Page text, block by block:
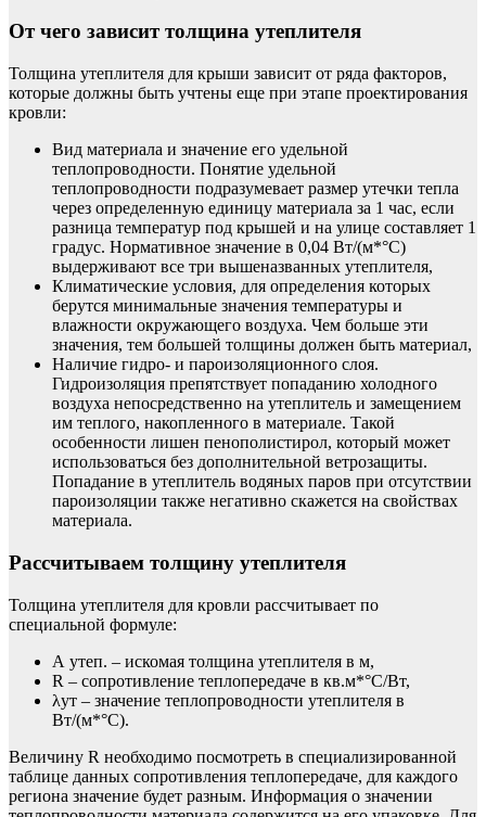
От чего зависит толщина утеплителя
Толщина утеплителя для крыши зависит от ряда факторов,
которые должны быть учтены еще при этапе проектирования
кровли:
Вид материала и значение его удельной
теплопроводности. Понятие удельной
теплопроводности подразумевает размер утечки тепла
через определенную единицу материала за 1 час, если
разница температур под крышей и на улице составляет 1
градус. Нормативное значение в 0,04 Вт/(м*°С)
выдерживают все три вышеназванных утеплителя,
Климатические условия, для определения которых
берутся минимальные значения температуры и
влажности окружающего воздуха. Чем больше эти
значения, тем большей толщины должен быть материал,
Наличие гидро- и пароизоляционного слоя.
Гидроизоляция препятствует попаданию холодного
воздуха непосредственно на утеплитель и замещением
им теплого, накопленного в материале. Такой
особенности лишен пенополистирол, который может
использоваться без дополнительной ветрозащиты.
Попадание в утеплитель водяных паров при отсутствии
пароизоляции также негативно скажется на свойствах
материала.
Рассчитываем толщину утеплителя
Толщина утеплителя для кровли рассчитывает по
специальной формуле:
А утеп. – искомая толщина утеплителя в м,
R – сопротивление теплопередаче в кв.м*°С/Вт,
λут – значение теплопроводности утеплителя в
Вт/(м*°С).
Величину R необходимо посмотреть в специализированной
таблице данных сопротивления теплопередаче, для каждого
региона значение будет разным. Информация о значении